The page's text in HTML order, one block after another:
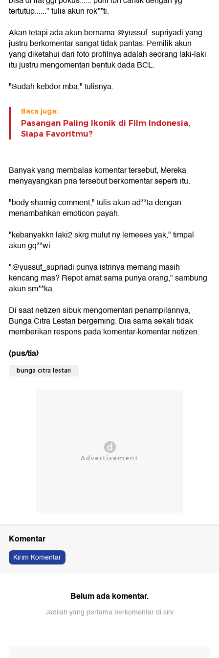
tertutup......" tulis akun rok**ti.
Akan tetapi ada akun bernama @yussuf_supriyadi yang
justru berkomentar sangat tidak pantas. Pemilik akun
yang diketahui dari foto profilnya adalah seorang laki-laki
itu justru mengomentari bentuk dada BCL.
"Sudah kebdor mba," tulisnya.
Baca juga:
Pasangan Paling Ikonik di Film Indonesia,
Siapa Favoritmu?
Banyak yang membalas komentar tersebut, Mereka
menyayangkan pria tersebut berkomentar seperti itu.
"body shamig comment," tulis akun ad**ta dengan
menambahkan emoticon payah.
"kebanyakkn laki2 skrg mulut ny lemeees yak," timpal
akun gq**wi.
"@yussuf_supriadi punya istrinya memang masih
kencang mas? Repot amat sama punya orang," sambung
akun sm**ka.
Di saat netizen sibuk mengomentari penampilannya,
Bunga Citra Lestari bergeming. Dia sama sekali tidak
memberikan respons pada komentar-komentar netizen.
(pus/tia)
bunga citra lestari
Komentar
Kirim Komentar
Belum ada komentar.
Jadilah yang pertama berkomentar di sini